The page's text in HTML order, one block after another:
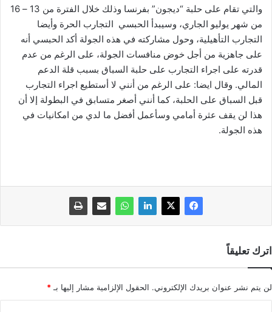
والتي تقام على حلبة “ديجون” بفرنسا وذلك خلال الفترة من 13 – 16
من شهر يوليو الجاري، وسيبدأ الحبسي التجارب الحرة وأيضا
التجارب التأهيلية، وحول مشاركته في هذه الجولة أكد الحبسي أنه
على جاهزية من أجل خوض منافسات الجولة، على الرغم من عدم
قدرته على اجراء التجارب على حلبة السباق بسبب قلة الدعم
المالي. وقال ايضا: على الرغم من أنني لا أستطيع اجراء التجارب
قبل السباق على الحلبة، كما أنني أصغر متسابق في البطولة إلا أن
هذا لن يقف عثرة أمامي وسأعمل أفضل ما لدي من امكانيات في
هذه الجولة.
اترك تعليقاً
لن يتم نشر عنوان بريدك الإلكتروني. الحقول الإلزامية مشار إليها بـ *